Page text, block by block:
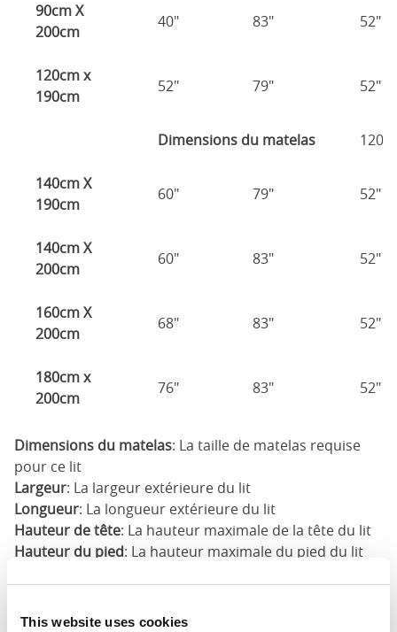
This website uses cookies
90cm X
200cm
40" 83" 52"
120cm x
190cm
52" 79" 52"
Dimensions du matelas
140cm X
190cm
60" 79" 52"
140cm X
200cm
60" 83" 52"
160cm X
200cm
68" 83" 52"
180cm x
200cm
76" 83" 52"
Dimensions du matelas: La taille de matelas requise
pour ce lit
Largeur: La largeur extérieure du lit
Longueur: La longueur extérieure du lit
Hauteur de tête: La hauteur maximale de la tête du lit
Hauteur du pied: La hauteur maximale du pied du lit
Ces dimensions sont les dimensions extérieures du